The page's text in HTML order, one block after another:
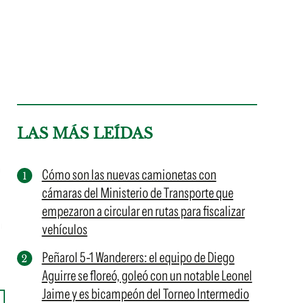
LAS MÁS LEÍDAS
Cómo son las nuevas camionetas con
cámaras del Ministerio de Transporte que
empezaron a circular en rutas para fiscalizar
vehículos
Peñarol 5-1 Wanderers: el equipo de Diego
Aguirre se floreó, goleó con un notable Leonel
Jaime y es bicampeón del Torneo Intermedio